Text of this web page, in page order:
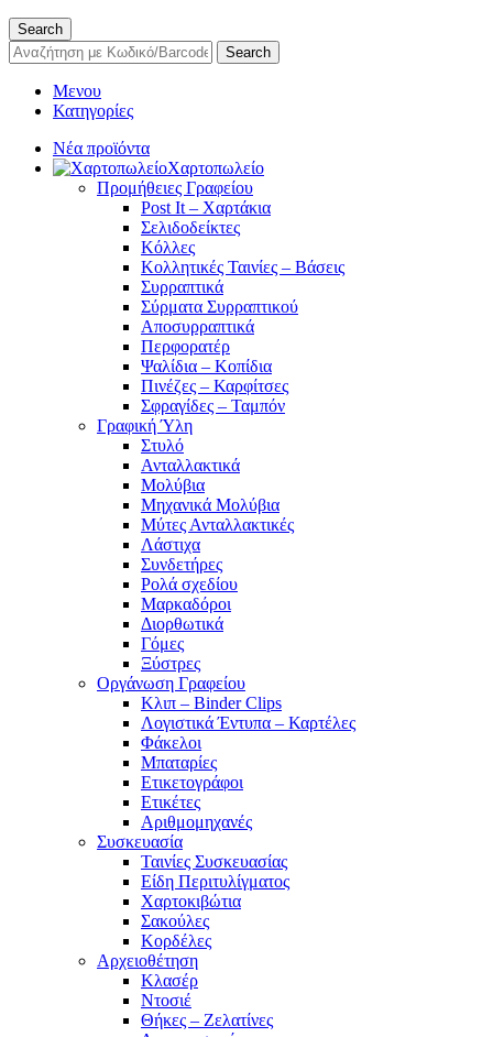
Search
Search
Μενου
Κατηγορίες
Νέα προϊόντα
Χαρτοπωλείο
Προμήθειες Γραφείου
Post It – Χαρτάκια
Σελιδοδείκτες
Κόλλες
Κολλητικές Ταινίες – Βάσεις
Συρραπτικά
Σύρματα Συρραπτικού
Αποσυρραπτικά
Περφορατέρ
Ψαλίδια – Κοπίδια
Πινέζες – Καρφίτσες
Σφραγίδες – Ταμπόν
Γραφική Ύλη
Στυλό
Ανταλλακτικά
Μολύβια
Μηχανικά Μολύβια
Μύτες Ανταλλακτικές
Λάστιχα
Συνδετήρες
Ρολά σχεδίου
Μαρκαδόροι
Διορθωτικά
Γόμες
Ξύστρες
Οργάνωση Γραφείου
Κλιπ – Binder Clips
Λογιστικά Έντυπα – Καρτέλες
Φάκελοι
Μπαταρίες
Ετικετογράφοι
Ετικέτες
Αριθμομηχανές
Συσκευασία
Ταινίες Συσκευασίας
Είδη Περιτυλίγματος
Χαρτοκιβώτια
Σακούλες
Κορδέλες
Αρχειοθέτηση
Κλασέρ
Ντοσιέ
Θήκες – Ζελατίνες